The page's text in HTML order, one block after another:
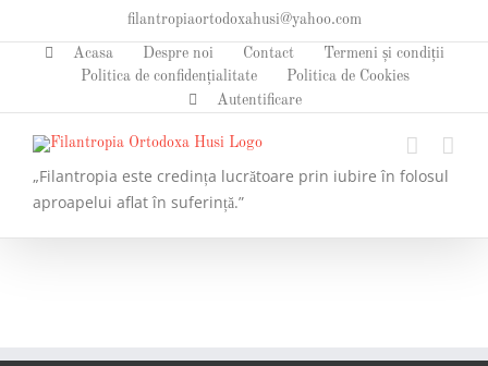
content
filantropiaortodoxahusi@yahoo.com
Acasa Despre noi Contact
Termeni și condiții
Politica de confidențialitate
Politica de Cookies
Autentificare
„Filantropia este credința lucrătoare prin iubire în folosul
aproapelui aflat în suferință.”